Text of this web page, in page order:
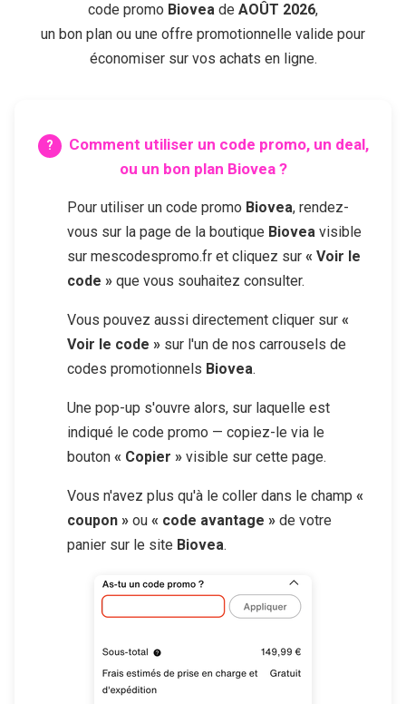
code promo Biovea de AOÛT 2026,
un bon plan ou une offre promotionnelle valide pour
économiser sur vos achats en ligne.
Comment utiliser un code promo, un deal,
ou un bon plan Biovea?
Pour utiliser un code promo Biovea, rendez-
vous sur la page de la boutique Biovea visible
sur mescodespromo.fr et cliquez sur « Voir le
code » que vous souhaitez consulter.
Vous pouvez aussi directement cliquer sur «
Voir le code » sur l'un de nos carrousels de
codes promotionnels Biovea.
Une pop-up s'ouvre alors, sur laquelle est
indiqué le code promo — copiez-le via le
bouton « Copier » visible sur cette page.
Vous n'avez plus qu'à le coller dans le champ «
coupon » ou « code avantage » de votre
panier sur le site Biovea.